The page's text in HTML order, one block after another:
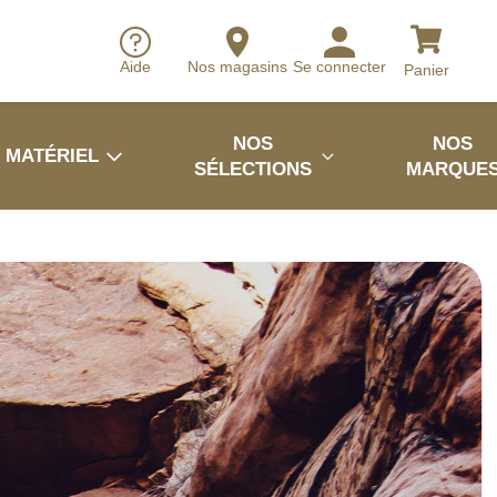
Aide Nos magasins Se connecter Panier
MATÉRIEL
NOS
SÉLECTIONS
NOS